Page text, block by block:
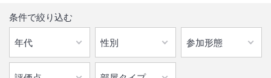
条件で絞り込む